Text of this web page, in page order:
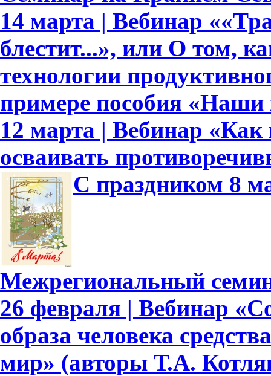
14 марта | Вебинар
блестит...», или О том,
технологии
примере пособия
12 марта | Вебинар «Как
осваивать
С праздником 8
Межрегиональный
26 февраля | Вебинар
образа человека
мир» (авторы Т.А.